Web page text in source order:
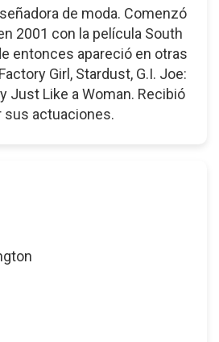
de moda. Comenzó
2001 con la película South
entonces apareció en otras
Girl, Stardust, G.I. Joe:
Just Like a Woman. Recibió
sus actuaciones.